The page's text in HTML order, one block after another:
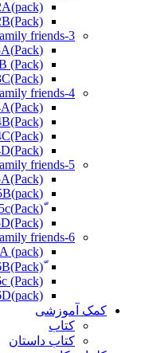
friends-3
(Pack)Family-Friends-3A
(Pack)
friends-4
(Pack)Family- Friends- 4D
friends-5
(pack)Family-Friends-5B
ّ(Pack)Family-friends-5c
friends-6
(pack)
(Pack)
کمک آموزشی
کتاب
کتاب داستان